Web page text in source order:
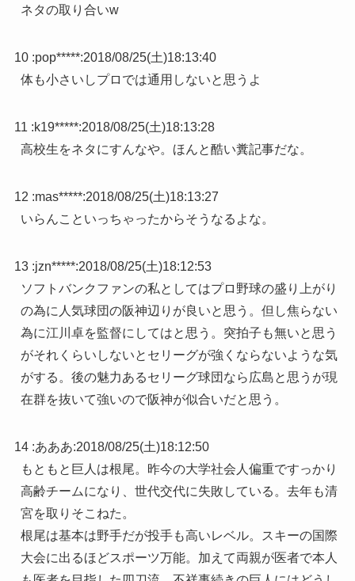
ネタの取り合いw
10 :pop*****:2018/08/25(土)18:13:40
体も小さいしプロでは通用しないと思うよ
11 :k19*****:2018/08/25(土)18:13:28
高校生をネタにすんなや。ほんと酷い糞記事だな。
12 :mas*****:2018/08/25(土)18:13:27
いらんこといっちゃったからそうなるよな。
13 :jzn*****:2018/08/25(土)18:12:53
ソフトバンクファンの私としてはプロ野球の盛り上がり
の為に人気球団の阪神辺りが良いと思う。但し焦らない
為に江川卓を監督にしてはと思う。突拍子も無いと思う
がそれくらいしないとセリーグが強くならないような気
がする。後の魅力あるセリーグ球団なら広島と思うが現
在群を抜いて強いので阪神が似合いだと思う。
14 :あああ:2018/08/25(土)18:12:50
もともと巨人は根尾。昨今の大学社会人偏重ですっかり
高齢チームになり、世代交代に失敗している。去年も清
宮を取りそこねた。
根尾は基本は野手だが投手も高いレベル。スキーの国際
大会に出るほどスポーツ万能。加えて両親が医者で本人